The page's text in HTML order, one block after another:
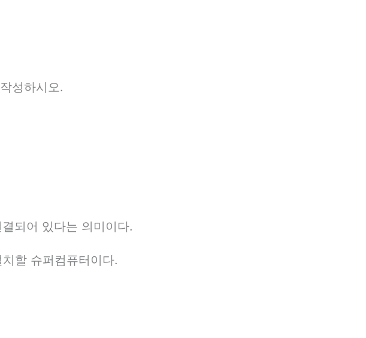
성하시오.
되어 있다는 의미이다.
할 슈퍼컴퓨터이다.